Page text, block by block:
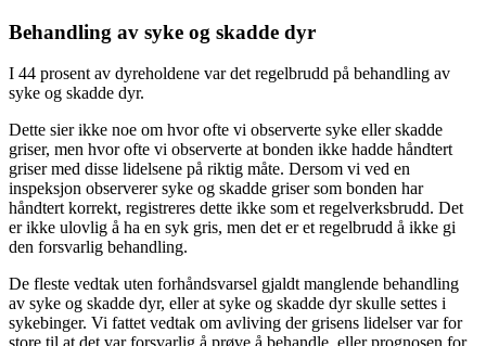
Behandling av syke og skadde dyr
I 44 prosent av dyreholdene var det regelbrudd på behandling av
syke og skadde dyr.
Dette sier ikke noe om hvor ofte vi observerte syke eller skadde
griser, men hvor ofte vi observerte at bonden ikke hadde håndtert
griser med disse lidelsene på riktig måte. Dersom vi ved en
inspeksjon observerer syke og skadde griser som bonden har
håndtert korrekt, registreres dette ikke som et regelverksbrudd. Det
er ikke ulovlig å ha en syk gris, men det er et regelbrudd å ikke gi
den forsvarlig behandling.
De fleste vedtak uten forhåndsvarsel gjaldt manglende behandling
av syke og skadde dyr, eller at syke og skadde dyr skulle settes i
sykebinger. Vi fattet vedtak om avliving der grisens lidelser var for